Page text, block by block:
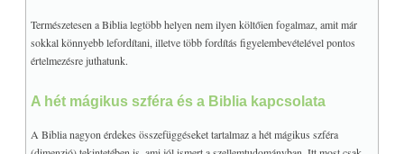
Természetesen a Biblia legtöbb helyen nem ilyen költőien fogalmaz, amit már
sokkal könnyebb lefordítani, illetve több fordítás figyelembevételével pontos
értelmezésre juthatunk.
A hét mágikus szféra és a Biblia kapcsolata
A Biblia nagyon érdekes összefüggéseket tartalmaz a hét mágikus szféra